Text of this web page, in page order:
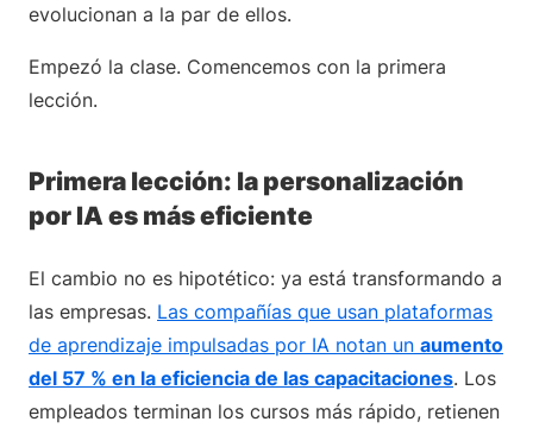
evolucionan a la par de ellos.
Empezó la clase. Comencemos con la primera
lección.
Primera lección: la personalización
por IA es más eficiente
El cambio no es hipotético: ya está transformando a
las empresas. Las compañías que usan plataformas
de aprendizaje impulsadas por IA notan un aumento
del 57 % en la eficiencia de las capacitaciones. Los
empleados terminan los cursos más rápido, retienen